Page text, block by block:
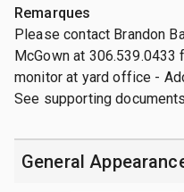
Remarques
Please contact Brandon
McGown at
monitor at yard office -
See supporting
General